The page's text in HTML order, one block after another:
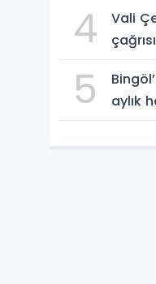
4
Vali
çağrısı
5
aylık